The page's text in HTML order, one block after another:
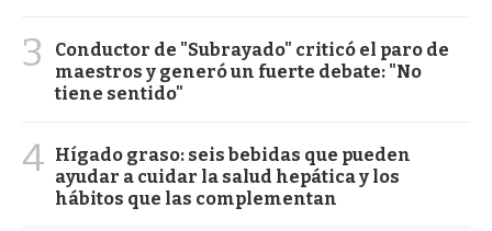
3
Conductor de "Subrayado" criticó el paro de
maestros y generó un fuerte debate: "No
tiene sentido"
4 Hígado graso: seis bebidas que pueden
ayudar a cuidar la salud hepática y los
hábitos que las complementan